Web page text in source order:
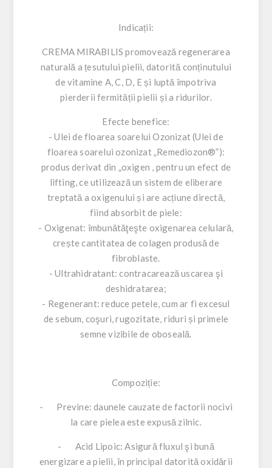
Indicații:
CREMA MIRABILIS promovează regenerarea
naturală a țesutului pielii, datorită conținutului
de vitamine A, C, D, E și luptă împotriva
pierderii fermității pielii și a ridurilor.
Efecte benefice:
- Ulei de floarea soarelui Ozonizat (Ulei de
floarea soarelui ozonizat „Remediozon®”):
produs derivat din „oxigen , pentru un efect de
lifting, ce utilizează un sistem de eliberare
treptată a oxigenului și are acțiune directă,
fiind absorbit de piele:
- Oxigenat: îmbunătăţeşte oxigenarea celulară,
crește cantitatea de colagen produsă de
fibroblaste.
- Ultrahidratant: contracarează uscarea şi
deshidratarea;
- Regenerant: reduce petele, cum ar fi excesul
de sebum, coşuri, rugozitate, riduri și primele
semne vizibile de oboseală.
Compoziție:
- Previne: daunele cauzate de factorii nocivi
la care pielea este expusă zilnic.
- Acid Lipoic: Asigură fluxul şi bună
energizare a pielii, în principal datorită oxidării